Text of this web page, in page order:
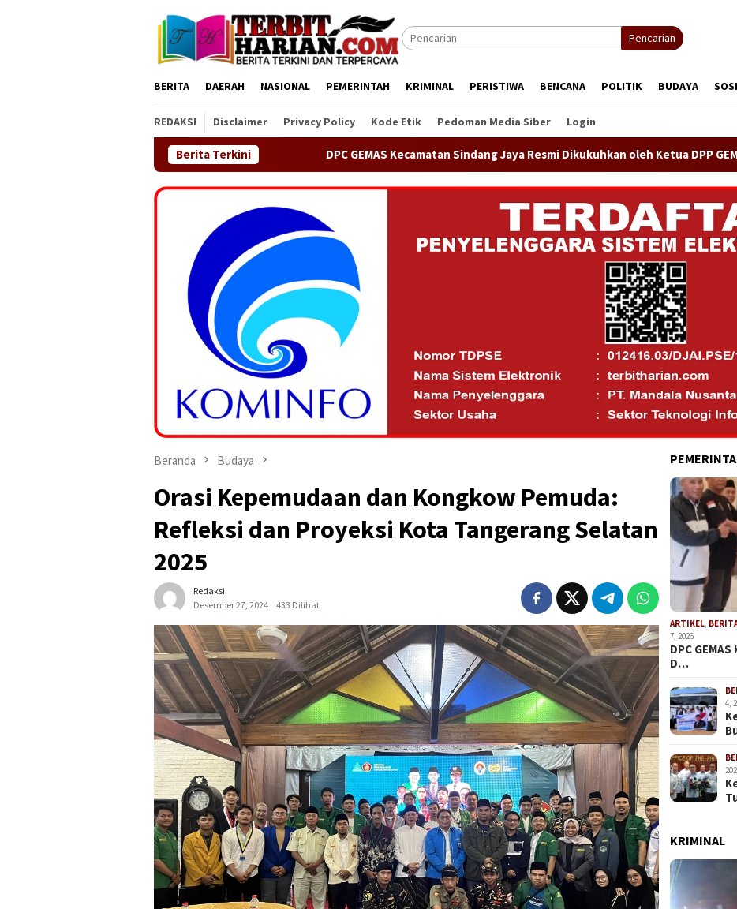
Pencarian
BERITA DAERAH NASIONAL PEMERINTAH KRIMINAL PERISTIWA BENCANA POLITIK BUDAYA
REDAKSI Disclaimer Privacy Policy Kode Etik Pedoman Media Siber Login
Berita Terkini
DPC GEMAS Kecamatan Sindang Jaya Resmi Dikukuhkan oleh Ketua DPP GEMAS Jaenudin Alen OA
Beranda Budaya
Orasi Kepemudaan dan Kongkow Pemuda:
Refleksi dan Proyeksi Kota Tangerang Selatan
2025
Redaksi
Desember 27, 2024
433 Dilihat
ARTIKEL
7, 2026
DPC
D…
4,
KRIMINAL